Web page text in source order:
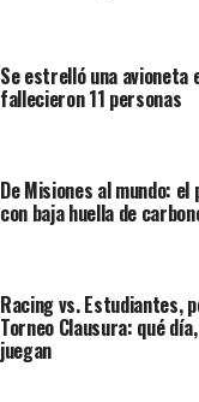
Se estrelló una avioneta
fallecieron 11 personas
De Misiones al mundo:
con baja huella de
Racing vs. Estudiantes,
Torneo Clausura: qué
juegan